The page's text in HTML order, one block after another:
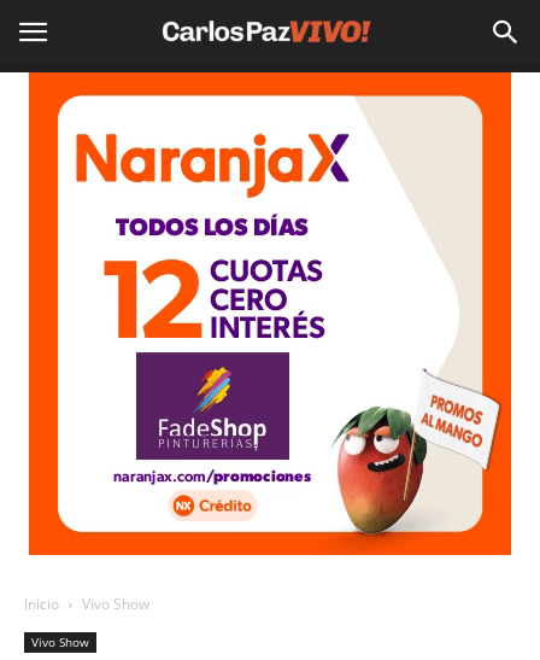
Inicio Vivo Show
Vivo Show